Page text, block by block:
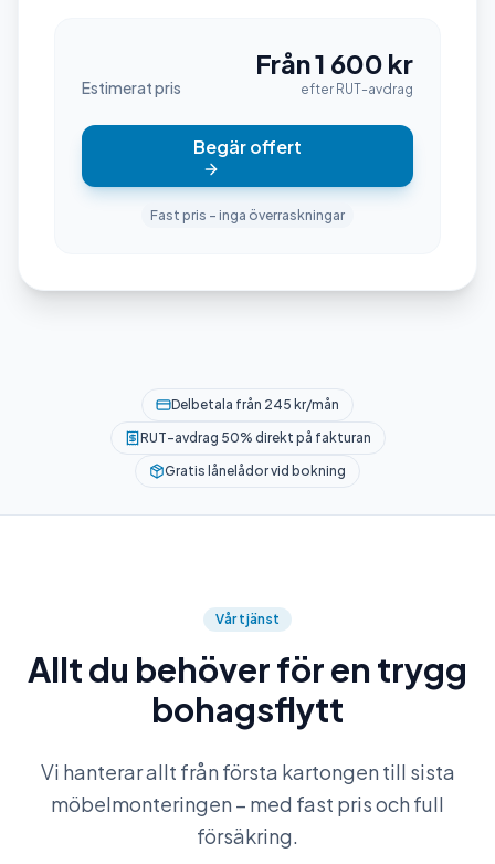
Estimerat pris
Från 1 600 kr
efter RUT-avdrag
Begär offert
Fast pris – inga överraskningar
Delbetala från 245 kr/mån
RUT-avdrag 50% direkt på fakturan
Gratis lånelådor vid bokning
Vår tjänst
Allt du behöver för en trygg
bohagsflytt
Vi hanterar allt från första kartongen till sista
möbelmonteringen – med fast pris och full
försäkring.